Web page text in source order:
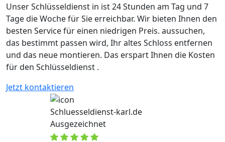
Unser Schlüsseldienst in ist 24 Stunden am Tag und 7
Tage die Woche für Sie erreichbar. Wir bieten Ihnen den
besten Service für einen niedrigen Preis. aussuchen,
das bestimmt passen wird, Ihr altes Schloss entfernen
und das neue montieren. Das erspart Ihnen die Kosten
für den Schlüsseldienst .
Jetzt kontaktieren
Schluesseldienst-karl.de
Ausgezeichnet